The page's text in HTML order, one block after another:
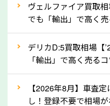
ってきます！
自動車税の還付金は、先
月割りで返還されるもの
還付金は早めに売却する
な車は早めに廃車手続き
ヴェルファイア買取
でも「輸出」で高く
デリカD:5買取相場【
「輸出」で高く売る
【2026年8月】車査
し！登録不要で相場